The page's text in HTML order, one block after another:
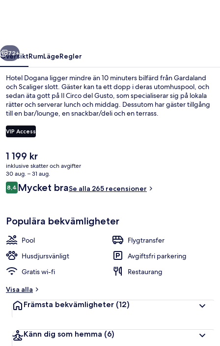
Nästa
72+
ÖversiktRumLägeRegler
Hotel Dogana ligger mindre än 10 minuters bilfärd från Gardaland
och Scaliger slott. Gäster kan ta ett dopp i deras utomhuspool, och
sedan äta gott på Il Circo del Gusto, som specialiserar sig på lokala
rätter och serverar lunch och middag. Dessutom har gäster tillgång
till en bar/lounge, en snackbar/deli och en terrass.
VIP Access
Det
nuvarande
priset
är
1 199 kr
1 199 kr
inklusive skatter och avgifter
30 aug. – 31 aug.
Recensioner
8,48,4 av 10,
Mycket braSe alla 265 recensioner
Populära bekvämligheter
Pool
Flygtransfer
Husdjursvänligt
Avgiftsfri parkering
Gratis wi-fi
Restaurang
Visa alla
Främsta bekvämligheter (12)
Känn dig som hemma (6)